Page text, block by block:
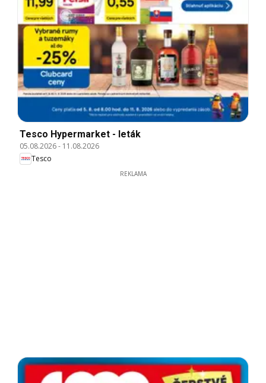
Tesco Hypermarket - leták
05.08.2026- 11.08.2026
Tesco
REKLAMA